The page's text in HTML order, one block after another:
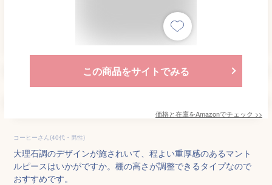
この商品をサイトでみる
価格と在庫をAmazonでチェック >>
コーヒーさん(40代・男性)
大理石調のデザインが施されいて、程よい重厚感のあるマント
ルピースはいかがですか。棚の高さが調整できるタイプなので
おすすめです。